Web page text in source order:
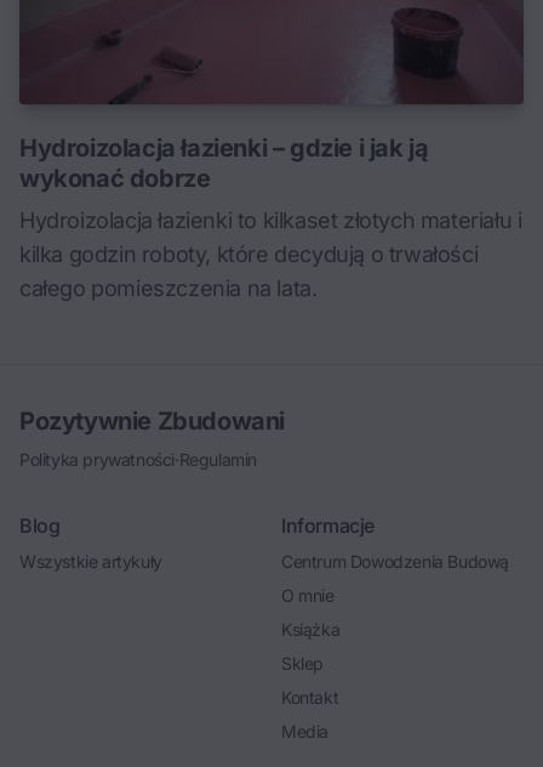
Hydroizolacja łazienki – gdzie i jak ją
wykonać dobrze
Hydroizolacja łazienki to kilkaset złotych materiału i
kilka godzin roboty, które decydują o trwałości
całego pomieszczenia na lata.
Pozytywnie Zbudowani
Polityka prywatności·Regulamin
Blog
Wszystkie artykuły
Informacje
Centrum Dowodzenia Budową
O mnie
Książka
Sklep
Kontakt
Media